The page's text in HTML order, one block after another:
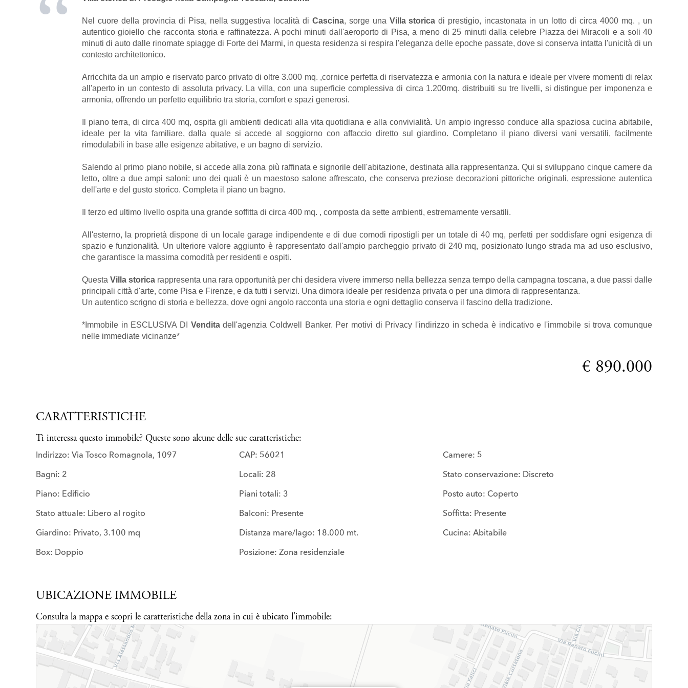
Nel cuore della provincia di Pisa, nella suggestiva località di Cascina, sorge una Villa storica di prestigio, incastonata in un lotto di circa 4000 mq. , un
autentico gioiello che racconta storia e raffinatezza. A pochi minuti dall'aeroporto di Pisa, a meno di 25 minuti dalla celebre Piazza dei Miracoli e a soli 40
minuti di auto dalle rinomate spiagge di Forte dei Marmi, in questa residenza si respira l'eleganza delle epoche passate, dove si conserva intatta l'unicità di un
contesto architettonico.
Arricchita da un ampio e riservato parco privato di oltre 3.000 mq. ,cornice perfetta di riservatezza e armonia con la natura e ideale per vivere momenti di relax
all'aperto in un contesto di assoluta privacy. La villa, con una superficie complessiva di circa 1.200mq. distribuiti su tre livelli, si distingue per imponenza e
armonia, offrendo un perfetto equilibrio tra storia, comfort e spazi generosi.
Il piano terra, di circa 400 mq, ospita gli ambienti dedicati alla vita quotidiana e alla convivialità. Un ampio ingresso conduce alla spaziosa cucina abitabile,
ideale per la vita familiare, dalla quale si accede al soggiorno con affaccio diretto sul giardino. Completano il piano diversi vani versatili, facilmente
rimodulabili in base alle esigenze abitative, e un bagno di servizio.
Salendo al primo piano nobile, si accede alla zona più raffinata e signorile dell'abitazione, destinata alla rappresentanza. Qui si sviluppano cinque camere da
letto, oltre a due ampi saloni: uno dei quali è un maestoso salone affrescato, che conserva preziose decorazioni pittoriche originali, espressione autentica
dell'arte e del gusto storico. Completa il piano un bagno.
Il terzo ed ultimo livello ospita una grande soffitta di circa 400 mq. , composta da sette ambienti, estremamente versatili.
All'esterno, la proprietà dispone di un locale garage indipendente e di due comodi ripostigli per un totale di 40 mq, perfetti per soddisfare ogni esigenza di
spazio e funzionalità. Un ulteriore valore aggiunto è rappresentato dall'ampio parcheggio privato di 240 mq, posizionato lungo strada ma ad uso esclusivo,
che garantisce la massima comodità per residenti e ospiti.
Questa Villa storica rappresenta una rara opportunità per chi desidera vivere immerso nella bellezza senza tempo della campagna toscana, a due passi dalle
principali città d'arte, come Pisa e Firenze, e da tutti i servizi. Una dimora ideale per residenza privata o per una dimora di rappresentanza.
Un autentico scrigno di storia e bellezza, dove ogni angolo racconta una storia e ogni dettaglio conserva il fascino della tradizione.
*Immobile in ESCLUSIVA DI Venditadell'agenzia Coldwell Banker. Per motivi di Privacy l'indirizzo in scheda è indicativo e l'immobile si trova comunque
nelle immediate vicinanze*
€ 890.000
CARATTERISTICHE
Ti interessa questo immobile? Queste sono alcune delle sue caratteristiche:
Indirizzo: Via Tosco Romagnola, 1097 CAP: 56021
Camere: 5
Bagni: 2
Locali: 28
Stato conservazione: Discreto
Piano: Edificio
Piani totali: 3
Posto auto: Coperto
Stato attuale: Libero al rogito
Balconi: Presente
Soffitta: Presente
Giardino: Privato, 3.100 mq
Distanza mare/lago: 18.000 mt.
Cucina: Abitabile
Box: Doppio
Posizione: Zona residenziale
UBICAZIONE IMMOBILE
Consulta la mappa e scopri le caratteristiche della zona in cui è ubicato l'immobile: